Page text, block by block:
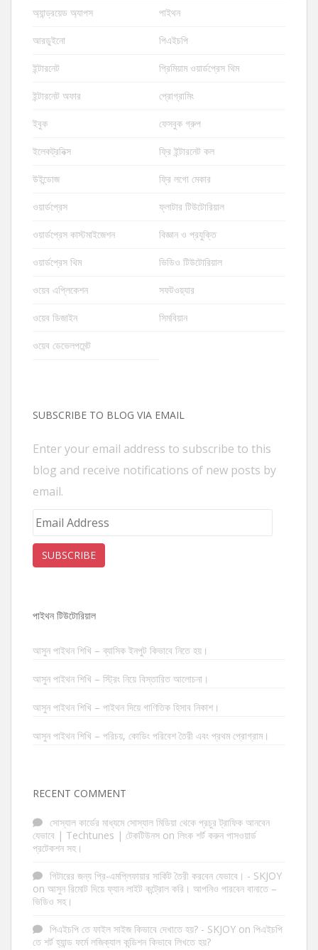
অ্যান্ড্রয়েড অ্যাপস
আরডুইনো
ইন্টারনেট
ইন্টারনেট অফার
ইবুক
ইলেকট্রনিক্স
উইন্ডোজ
ওয়ার্ডপ্রেস
ওয়ার্ডপ্রেস কাস্টমাইজেশন
ওয়ার্ডপ্রেস থিম
ওয়েব এপ্লিকেশন
ওয়েব ডিজাইন
ওয়েব ডেভেলপমেন্ট
পাইথন
পিএইচপি
প্রিমিয়াম ওয়ার্ডপ্রেস থিম
প্রোগ্রামিং
ফেসবুক গ্রুপ
ফ্রি ইন্টারনেট কল
ফ্রি লগো মেকার
ফ্লাটার টিউটোরিয়াল
বিজ্ঞান ও প্রযুক্তি
ভিডিও টিউটোরিয়াল
সফটওয়্যার
সিমবিয়ান
SUBSCRIBE TO BLOG VIA EMAIL
Enter your email address to subscribe to this
blog and receive notifications of new posts by
email.
Email
Address
SUBSCRIBE
পাইথন টিউটোরিয়াল
আসুন পাইথন শিখি – ব্যাসিক ইনপুট কিভাবে নিতে হয়।
আসুন পাইথন শিখি – স্ট্রিং নিয়ে বিস্তারিত আলোচনা।
আসুন পাইথন শিখি – পাইথন দিয়ে গাণিতিক হিসাব নিকাশ।
আসুন পাইথন শিখি – পরিচয়, কোডিং পরিবেশ তৈরী এবং প্রথম প্রোগ্রাম।
RECENT COMMENT
সোস্যাল কার্ডের মাধ্যমে সোস্যাল মিডিয়া থেকে প্রচুর ট্রাফিক আনবেন
যেভাবে | Techtunes | টেকটিউনস on লিংক শর্ট করুন পাসওয়ার্ড
প্রটেকশন সহ।
গিটারের জন্য প্রি-এমপ্লিফায়ার সার্কিট তৈরী করবেন যেভাবে। - SKJOY
on আসুন রিমোট দিয়ে ফ্যান লাইট কন্ট্রোল করি। আপনিও পারবেন বানাতে –
ভিডিও সহ।
পিএইচপি তে ফাইল সাইজ কিভাবে দেখাতে হয়? - SKJOY on পিএইচপি
তে শর্ট হ্যান্ড ফর্মে লজিক্যাল কন্ডিশন কিভাবে লিখতে হয়?